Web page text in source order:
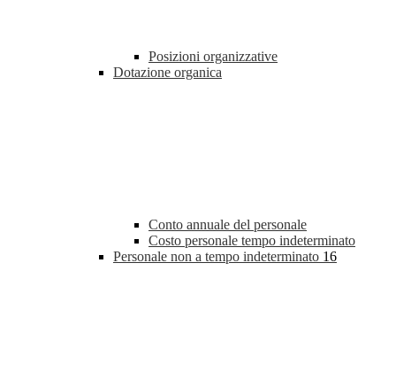
Posizioni organizzative
Dotazione organica
Conto annuale del personale
Costo personale tempo indeterminato
Personale non a tempo indeterminato 16